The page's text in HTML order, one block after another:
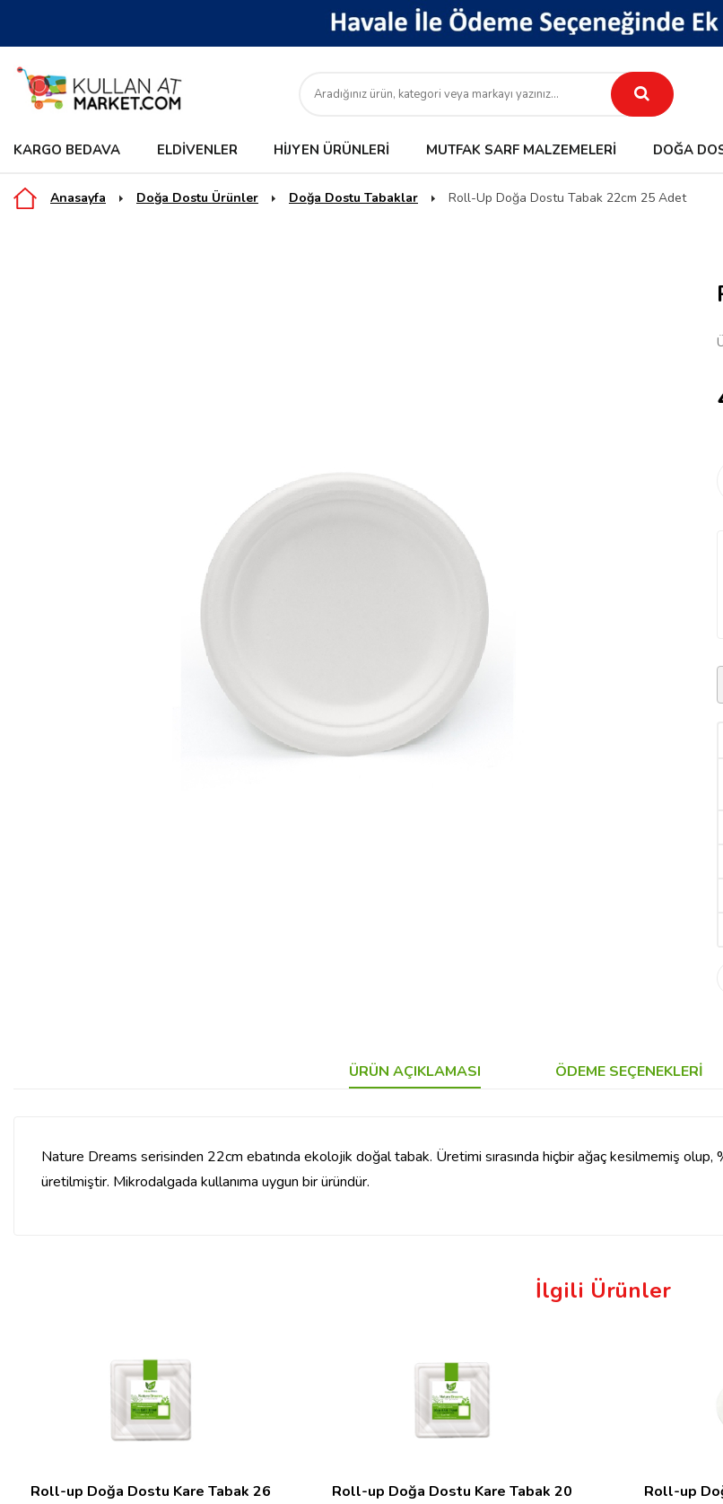
KARGO BEDAVA ELDIVENLER HIJYEN ÜRÜNLERI MUTFAK SARF MALZEMELERI DOĞA
Anasayfa Doğa Dostu Ürünler Doğa Dostu Tabaklar Roll-Up Doğa Dostu Tabak 22cm 25 Adet
ÜRÜN AÇIKLAMASI ÖDEME SEÇENEKLERI
Nature Dreams serisinden 22cm ebatında ekolojik doğal tabak. Üretimi sırasında hiçbir ağaç kesilmemiş
üretilmiştir. Mikrodalgada kullanıma uygun bir üründür.
İlgili Ürünler
Roll-up Doğa Dostu Kare Tabak 26
Roll-up Doğa Dostu Kare Tabak 20
Roll-up